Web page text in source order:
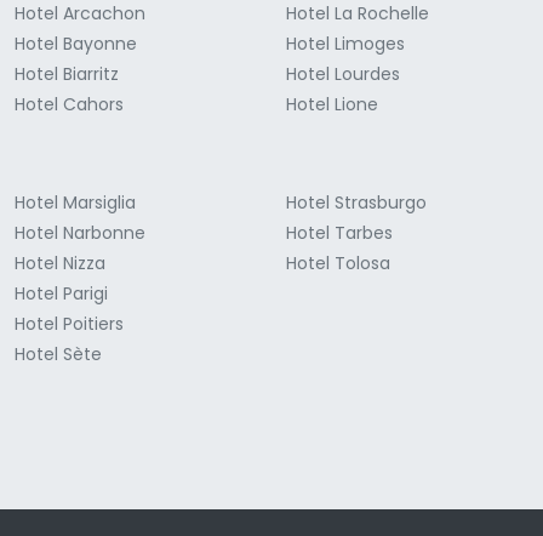
Hotel Arcachon
Hotel Bayonne
Hotel Biarritz
Hotel Cahors
Hotel La Rochelle
Hotel Limoges
Hotel Lourdes
Hotel Lione
Hotel Marsiglia
Hotel Narbonne
Hotel Nizza
Hotel Parigi
Hotel Poitiers
Hotel Sète
Hotel Strasburgo
Hotel Tarbes
Hotel Tolosa